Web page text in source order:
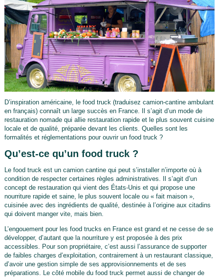
D’inspiration américaine, le food truck (traduisez camion-cantine ambulant
en français) connaît un large succès en France. Il s’agit d’un mode de
restauration nomade qui allie restauration rapide et le plus souvent cuisine
locale et de qualité, préparée devant les clients. Quelles sont les
formalités et réglementations pour ouvrir un food truck ?
Qu’est-ce qu’un food truck ?
Le food truck est un camion cantine qui peut s’installer n’importe où à
condition de respecter certaines règles administratives. Il s’agit d’un
concept de restauration qui vient des États-Unis et qui propose une
nourriture rapide et saine, le plus souvent locale ou « fait maison »,
cuisinée avec des ingrédients de qualité, destinée à l’origine aux citadins
qui doivent manger vite, mais bien.
L’engouement pour les food trucks en France est grand et ne cesse de se
développer, d’autant que la nourriture y est proposée à des prix
accessibles. Pour son propriétaire, c’est aussi l’assurance de supporter
de faibles charges d’exploitation, contrairement à un restaurant classique,
d’avoir une gestion simple de ses approvisionnements et de ses
préparations. Le côté mobile du food truck permet aussi de changer de